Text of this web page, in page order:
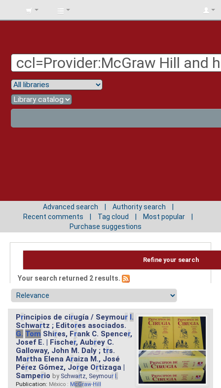
BIBLIOTECA
Advanced search
Authority search
Recent comments
Tag cloud
Most popular
Purchase suggestions
Refine your search
Your search returned 2 results.
Principios de cirugía / Seymour I.
Schwartz ; Editores asociados.
G. Tom Shires, Frank C. Spencer,
Josef E. | Fischer, Aubrey C.
Galloway, John M. Daly ; trs.
Martha Elena Araiza M., José
Pérez Gómez, Jorge Ortizaga |
Samperio by Schwartz, Seymour I.
Publication: México : McGraw-Hill